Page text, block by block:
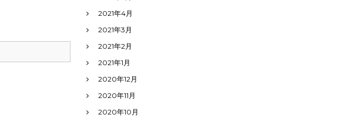
2021年4月
2021年3月
2021年2月
2021年1月
2020年12月
2020年11月
2020年10月